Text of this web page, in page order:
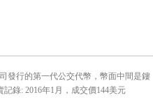
發行的第一代公交代幣，幣面中間是鏤
錄: 2016年1月，成交價144美元